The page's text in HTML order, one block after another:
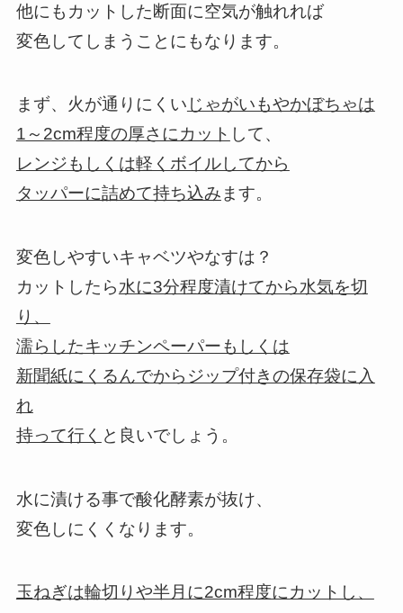
他にもカットした断面に空気が触れれば
変色してしまうことにもなります。
まず、火が通りにくい じゃがいもやかぼちゃは
1～2cm程度の厚さにカット して、
レンジもしくは軽くボイルしてから
タッパーに詰めて持ち込みます。
変色しやすいキャベツやなすは？
カットしたら水に3分程度漬けてから水気を切
り、
濡らしたキッチンペーパーもしくは
新聞紙にくるんでからジップ付きの保存袋に入
れ
持って行く と良いでしょう。
水に漬ける事で酸化酵素が抜け、
変色しにくくなります。
玉ねぎは輪切りや半月に2cm程度にカットし、